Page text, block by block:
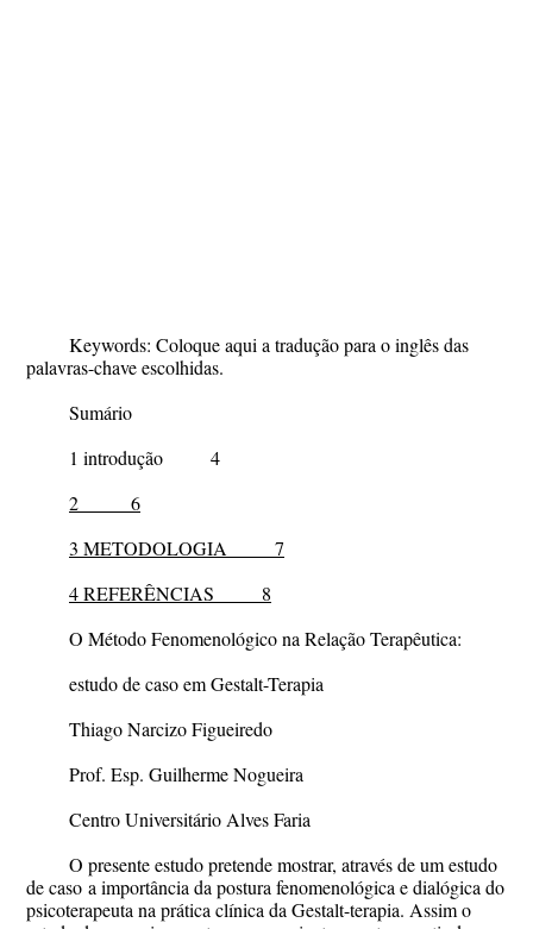
Keywords: Coloque aqui a tradução para o inglês das
palavras-chave escolhidas.
Sumário
1 introdução 4
2 6
3 METODOLOGIA 7
4 REFERÊNCIAS 8
O Método Fenomenológico na Relação Terapêutica:
estudo de caso em Gestalt-Terapia
Thiago Narcizo Figueiredo
Prof. Esp. Guilherme Nogueira
Centro Universitário Alves Faria
O presente estudo pretende mostrar, através de um estudo
de caso a importância da postura fenomenológica e dialógica do
psicoterapeuta na prática clínica da Gestalt-terapia. Assim o